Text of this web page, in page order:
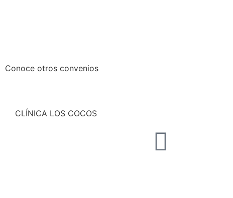
Conoce otros convenios
CLÍNICA LOS COCOS